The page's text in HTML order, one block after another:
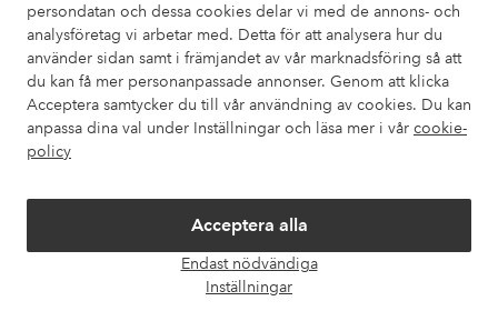
persondatan och dessa cookies delar vi med de annons- och
analysföretag vi arbetar med. Detta för att analysera hur du
använder sidan samt i främjandet av vår marknadsföring så att
du kan få mer personanpassade annonser. Genom att klicka
Acceptera samtycker du till vår användning av cookies. Du kan
anpassa dina val under Inställningar och läsa mer i vår cookie-
policy
Acceptera alla
Endast nödvändiga
Inställningar
Mina sidor
Om Ellos
Villkor